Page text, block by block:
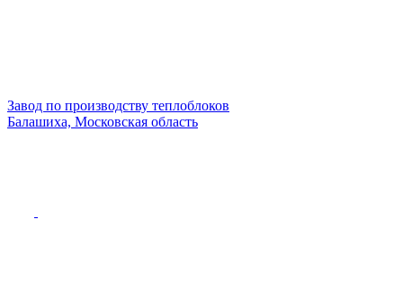
Завод по производству теплоблоков
Балашиха, Московская область